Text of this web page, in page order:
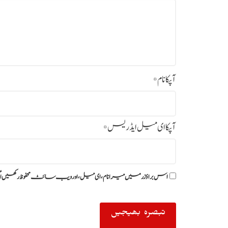
آپکا نام*
آپکا ای میل ایڈریس*
اس براؤزر میں میرا نام، ای میل، اور ویب سائٹ محفوظ